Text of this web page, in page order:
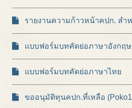
รายงานความก้าวหน้าคปก. สำ
แบบฟอร์มบทคัดย่อภาษาอังกฤษ
แบบฟอร์มบทคัดย่อภาษาไทย
ขออนุมัติทุนคปก.ที่เหลือ